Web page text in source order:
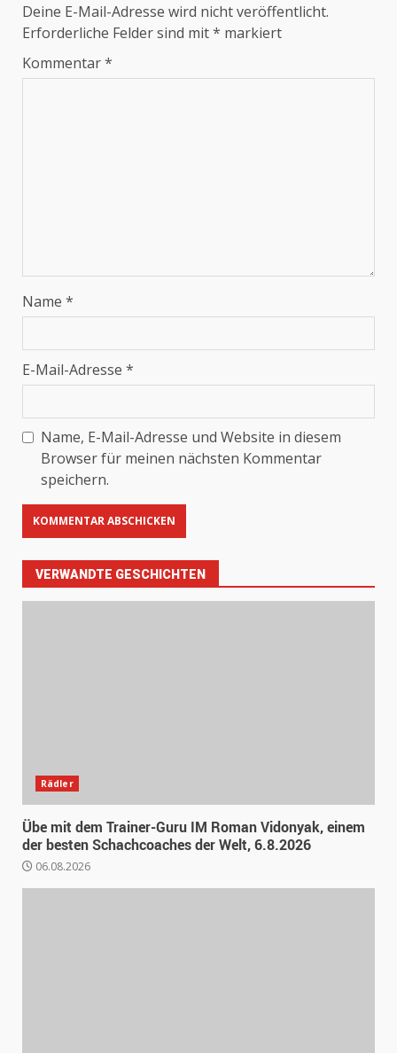
Deine E-Mail-Adresse wird nicht veröffentlicht.
Erforderliche Felder sind mit* markiert
Kommentar*
Name *
E-Mail-Adresse *
Name, E-Mail-Adresse und Website in diesem
Browser für meinen nächsten Kommentar
speichern.
VERWANDTE GESCHICHTEN
Rädler
Übe mit dem Trainer-Guru IM Roman Vidonyak, einem
der besten Schachcoaches der Welt, 6.8.2026
06.08.2026